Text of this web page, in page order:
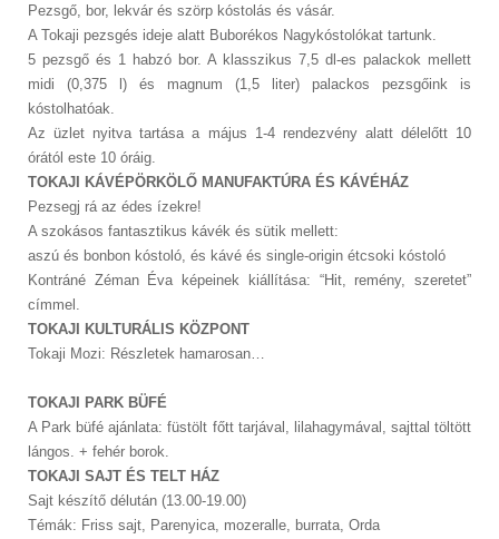
Pezsgő, bor, lekvár és szörp kóstolás és vásár.
A Tokaji pezsgés ideje alatt Buborékos Nagykóstolókat tartunk.
5 pezsgő és 1 habzó bor. A klasszikus 7,5 dl-es palackok mellett
midi (0,375 l) és magnum (1,5 liter) palackos pezsgőink is
kóstolhatóak.
Az üzlet nyitva tartása a május 1-4 rendezvény alatt délelőtt 10
órától este 10 óráig.
TOKAJI KÁVÉPÖRKÖLŐ MANUFAKTÚRA ÉS KÁVÉHÁZ
Pezsegj rá az édes ízekre!
A szokásos fantasztikus kávék és sütik mellett:
aszú és bonbon kóstoló, és kávé és single-origin étcsoki kóstoló
Kontráné Zéman Éva képeinek kiállítása: “Hit, remény, szeretet”
címmel.
TOKAJI KULTURÁLIS KÖZPONT
Tokaji Mozi: Részletek hamarosan…
TOKAJI PARK BÜFÉ
A Park büfé ajánlata: füstölt főtt tarjával, lilahagymával, sajttal töltött
lángos. + fehér borok.
TOKAJI SAJT ÉS TELT HÁZ
Sajt készítő délután (13.00-19.00)
Témák: Friss sajt, Parenyica, mozeralle, burrata, Orda